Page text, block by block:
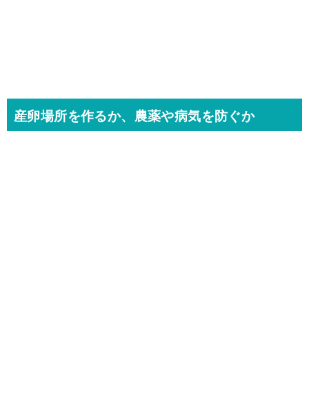
産卵場所を作るか、農薬や病気を防ぐか